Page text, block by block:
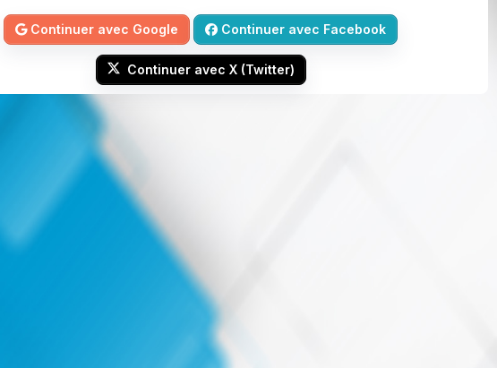
Continuer avec Google Continuer avec Facebook
Continuer avec X (Twitter)